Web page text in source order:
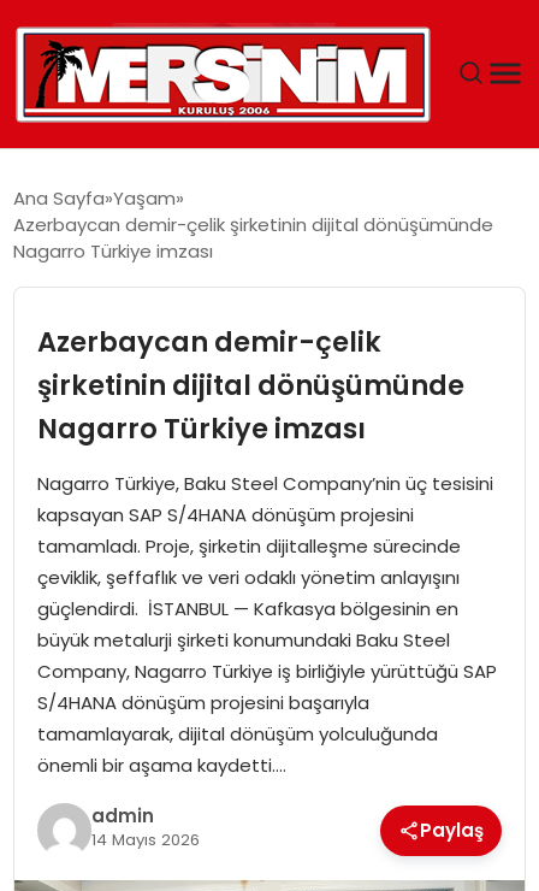
YAŞAM
EĞITIM
SPOR
EKONOMI
MAGAZIN
DÜNYA
OTOMOBIL
Ana Sayfa Yaşam
Azerbaycan demir-çelik şirketinin dijital dönüşümünde
Nagarro Türkiye imzası
Azerbaycan demir-çelik
şirketinin dijital dönüşümünde
Nagarro Türkiye imzası
Nagarro Türkiye, Baku Steel Company’nin üç tesisini
kapsayan SAP S/4HANA dönüşüm projesini
tamamladı. Proje, şirketin dijitalleşme sürecinde
çeviklik, şeffaflık ve veri odaklı yönetim anlayışını
güçlendirdi. İSTANBUL — Kafkasya bölgesinin en
büyük metalurji şirketi konumundaki Baku Steel
Company, Nagarro Türkiye iş birliğiyle yürüttüğü SAP
S/4HANA dönüşüm projesini başarıyla
tamamlayarak, dijital dönüşüm yolculuğunda
önemli bir aşama kaydetti….
admin
14 Mayıs 2026 Paylaş